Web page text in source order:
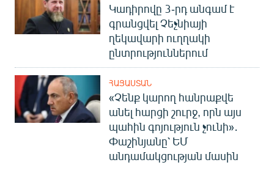
Կադիրովը 3-րդ անգամ է
գրանցվել Չեչնիայի
ղեկավարի ուղղակի
ընտրություններում
ՀԱՅԱՍՏԱՆ
«Չենք կարող հանրաքվե
անել հարցի շուրջ, որն այս
պահին գոյություն չունի»․
Փաշինյանը՝ ԵՄ
անդամակցության մասին